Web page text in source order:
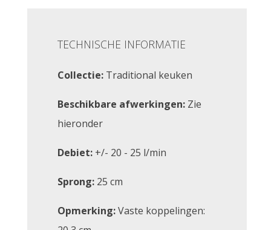
TECHNISCHE INFORMATIE
Collectie: Traditional keuken
Beschikbare afwerkingen: Zie
hieronder
Debiet: +/- 20 - 25 l/min
Sprong: 25 cm
Opmerking:Vaste koppelingen: